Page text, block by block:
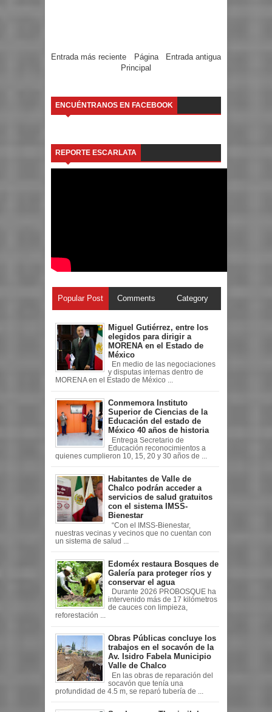
Entrada más reciente Entrada antigua
Página
Principal
ENCUÉNTRANOS EN FACEBOOK
REPORTE ESCARLATA
Popular Post Comments Category
Miguel Gutiérrez, entre los
elegidos para dirigir a
MORENA en el Estado de
México
En medio de las negociaciones
y disputas internas dentro de
MORENA en el Estado de México ...
Conmemora Instituto
Superior de Ciencias de la
Educación del estado de
México 40 años de historia
Entrega Secretario de
Educación reconocimientos a
quienes cumplieron 10, 15, 20 y 30 años de ...
Habitantes de Valle de
Chalco podrán acceder a
servicios de salud gratuitos
con el sistema IMSS-
Bienestar
“Con el IMSS-Bienestar,
nuestras vecinas y vecinos que no cuentan con
un sistema de salud ...
Edoméx restaura Bosques de
Galería para proteger ríos y
conservar el agua
Durante 2026 PROBOSQUE ha
intervenido más de 17 kilómetros
de cauces con limpieza,
reforestación ...
Obras Públicas concluye los
trabajos en el socavón de la
Av. Isidro Fabela Municipio
Valle de Chalco
En las obras de reparación del
socavón que tenía una
profundidad de 4.5 m, se reparó tubería de ...